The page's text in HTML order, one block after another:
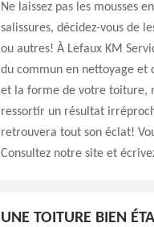
Ne laissez pas les mousses
salissures, décidez-vous de
ou autres! À Lefaux KM
du commun en nettoyage et
et la forme de votre toiture,
ressortir un résultat
retrouvera tout son éclat!
Consultez notre site et
UNE TOITURE BIEN